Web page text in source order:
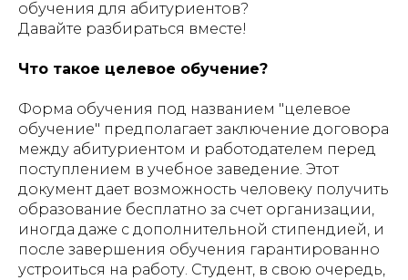
обучения для абитуриентов?
Давайте разбираться вместе!
Что такое целевое обучение?
Форма обучения под названием "целевое
обучение" предполагает заключение договора
между абитуриентом и работодателем перед
поступлением в учебное заведение. Этот
документ дает возможность человеку получить
образование бесплатно за счет организации,
иногда даже с дополнительной стипендией, и
после завершения обучения гарантированно
устроиться на работу. Студент, в свою очередь,